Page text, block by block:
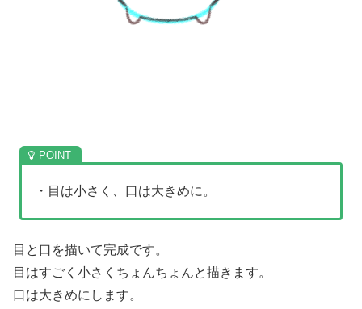
・目は小さく、口は大きめに。
目と口を描いて完成です。
目はすごく小さくちょんちょんと描きます。
口は大きめにします。